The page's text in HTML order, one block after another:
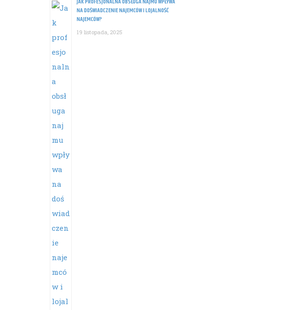
NA DOŚWIADCZENIE NAJEMCÓW I LOJALNOŚĆ
NAJEMCÓW?
19 listopada, 2025